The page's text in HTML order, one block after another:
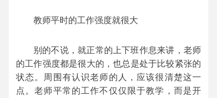
教师平时的工作强度就很大
别的不说，就正常的上下班作息来讲，老师
的工作强度都是很大的，也总是处于比较紧张的
状态。周围有认识老师的人，应该很清楚这一
点。老师平常的工作不仅仅限于教学，而是开